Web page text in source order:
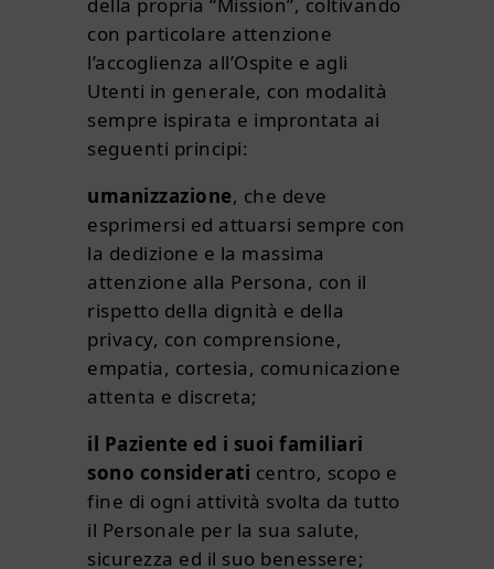
con particolare attenzione
l’accoglienza all’Ospite e agli
Utenti in generale, con modalità
sempre ispirata e improntata ai
seguenti principi:
umanizzazione, che deve
esprimersi ed attuarsi sempre con
la dedizione e la massima
attenzione alla Persona, con il
rispetto della dignità e della
privacy, con comprensione,
empatia, cortesia, comunicazione
attenta e discreta;
il Paziente ed i suoi familiari
sono considerati centro, scopo e
fine di ogni attività svolta da tutto
il Personale per la sua salute,
sicurezza ed il suo benessere;